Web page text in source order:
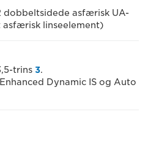
dobbeltsidede asfærisk UA-
asfærisk linseelement)
trins 3.
Dynamic IS og Auto